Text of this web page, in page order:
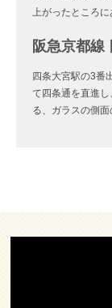
上がったところに
阪急京都線
四条大宮駅の3番
て四条通を直進
る、ガラスの側面